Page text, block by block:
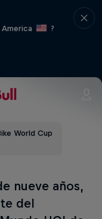
?
World Cup
nueve años,
del